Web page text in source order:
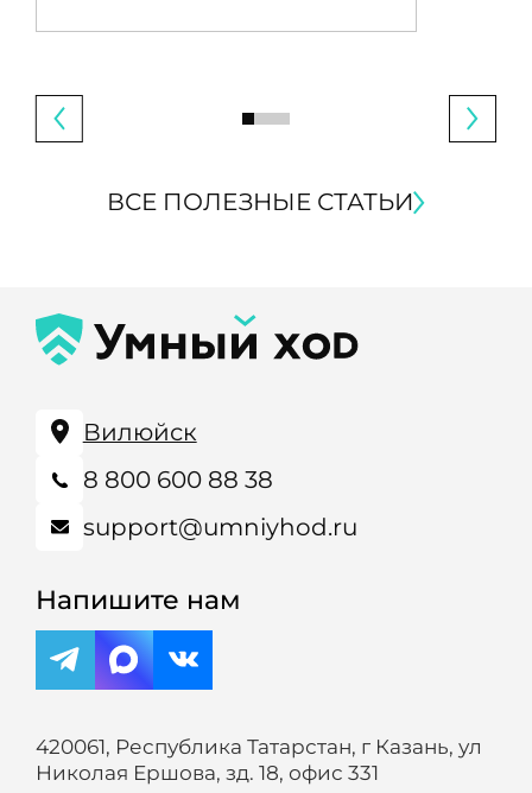
ВСЕ ПОЛЕЗНЫЕ СТАТЬИ
Вилюйск
8 800 600 88 38
support@umniyhod.ru
Напишите нам
420061, Республика Татарстан, г Казань, ул
Николая Ершова, зд. 18, офис 331